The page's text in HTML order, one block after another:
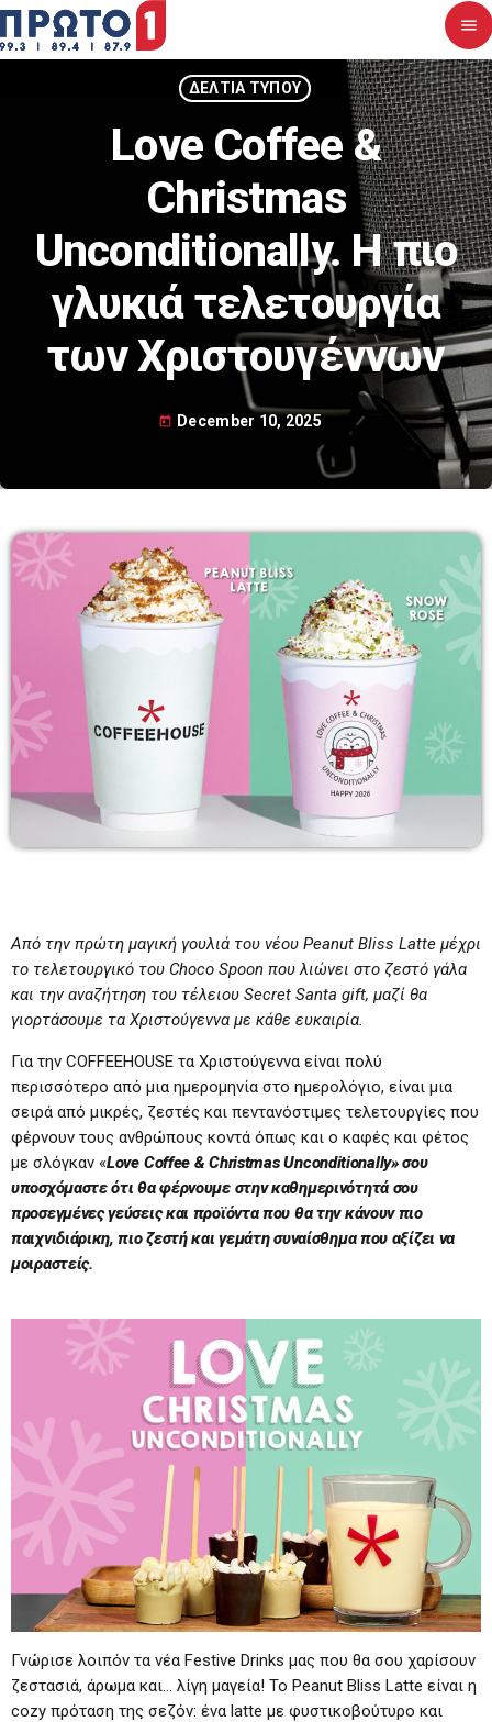
menu
close
Σχετικά με εμάς
Νέα
Διαγωνισμοί
Επικοινωνία
10:00 - 11:00
Ανδρέας & Γιώτα
11:00-13:00
11:00 - 13:00
Άννα Πρίγγα
13:00-14:00
13:00 - 14:00
ΔΕΛΤΙΑ ΤΥΠΟΥ
Love Coffee &
Christmas
Unconditionally. Η πιο
γλυκιά τελετουργία
των Χριστουγέννων
today December 10, 2025
Από την πρώτη μαγική γουλιά του νέου Peanut Bliss Latte μέχρι
το τελετουργικό του Choco Spoon που λιώνει στο ζεστό γάλα
και την αναζήτηση του τέλειου Secret Santa gift, μαζί θα
γιορτάσουμε τα Χριστούγεννα με κάθε ευκαιρία.
Για την COFFEEHOUSE τα Χριστούγεννα είναι πολύ
περισσότερο από μια ημερομηνία στο ημερολόγιο, είναι μια
σειρά από μικρές, ζεστές και πεντανόστιμες τελετουργίες που
φέρνουν τους ανθρώπους κοντά όπως και ο καφές και φέτος
με σλόγκαν «Love Coffee &Christmas Unconditionally» σου
υποσχόμαστε ότι θα φέρνουμε στην καθημερινότητά σου
προσεγμένες γεύσεις και προϊόντα που θα την κάνουν πιο
παιχνιδιάρικη, πιο ζεστή και γεμάτη συναίσθημα που αξίζει να
μοιραστείς.
Γνώρισε λοιπόν τα νέα Festive Drinks μας που θα σου χαρίσουν
ζεστασιά, άρωμα και… λίγη μαγεία! Το Peanut Bliss Latte είναι η
cozy πρόταση της σεζόν: ένα latte με φυστικοβούτυρο και